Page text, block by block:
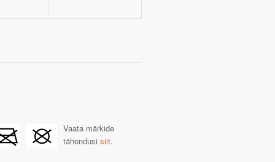
Vaata märkide
tähendusisiit.